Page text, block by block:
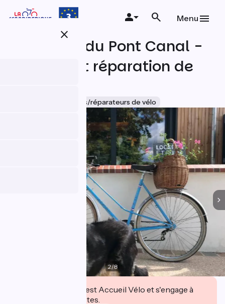
close
Menu
La Maison du Pont Canal -
Location et réparation de
Loueurs/réparateurs de vélo
2/8
Cet établissement est Accueil Vélo et s'engage à
accueillir des cyclistes.